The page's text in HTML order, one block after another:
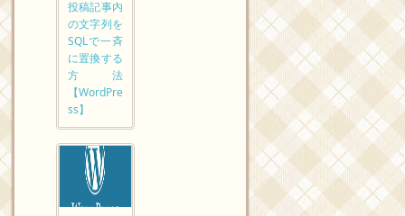
投稿記事内
の文字列を
SQLで一斉
に置換する
方法
【WordPre
ss】